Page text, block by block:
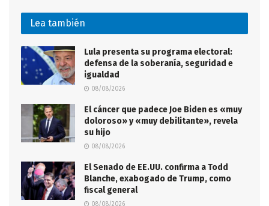
Lea también
Lula presenta su programa electoral:
defensa de la soberanía, seguridad e
igualdad
08/08/2026
El cáncer que padece Joe Biden es «muy
doloroso» y «muy debilitante», revela
su hijo
08/08/2026
El Senado de EE.UU. confirma a Todd
Blanche, exabogado de Trump, como
fiscal general
08/08/2026